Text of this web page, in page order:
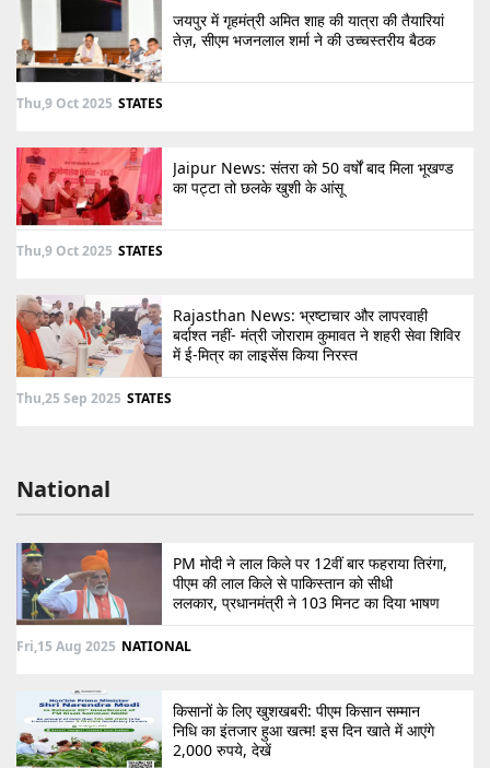
जयपुर में गृहमंत्री अमित शाह की यात्रा की तैयारियां
तेज़, सीएम भजनलाल शर्मा ने की उच्चस्तरीय बैठक
Thu,9 Oct 2025 STATES
Jaipur News: संतरा को 50 वर्षों बाद मिला भूखण्ड
का पट्टा तो छलके खुशी के आंसू
Thu,9 Oct 2025 STATES
Rajasthan News: भ्रष्टाचार और लापरवाही
बर्दाश्त नहीं- मंत्री जोराराम कुमावत ने शहरी सेवा शिविर
में ई-मित्र का लाइसेंस किया निरस्त
Thu,25 Sep 2025 STATES
National
PM मोदी ने लाल किले पर 12वीं बार फहराया तिरंगा,
पीएम की लाल किले से पाकिस्तान को सीधी
ललकार, प्रधानमंत्री ने 103 मिनट का दिया भाषण
Fri,15 Aug 2025 NATIONAL
किसानों के लिए खुशखबरी: पीएम किसान सम्मान
निधि का इंतजार हुआ खत्म! इस दिन खाते में आएंगे
2,000 रुपये, देखें